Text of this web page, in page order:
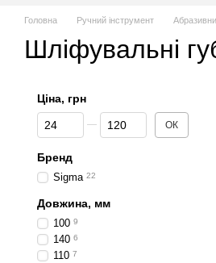
Головна Ручний інструмент
Шліфувальні
Ціна, грн
Від Ціна, грн
До Ціна, грн ОК
Бренд
Sigma 22
Довжина, мм
100 9
140 6
110 7